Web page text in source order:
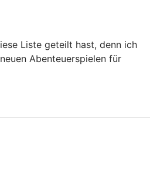
Liste geteilt hast, denn ich
Abenteuerspielen für